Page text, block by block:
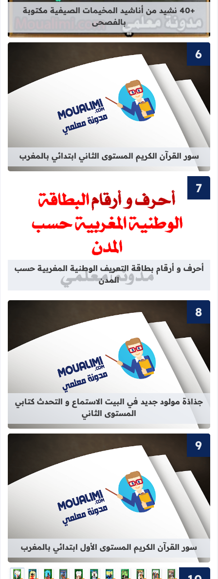
+40 نشيد من أناشيد المخيمات الصيفية مكتوبة
بالفصحى
قراءة المزيد عن سور القرآن الكريم
سور القرآن الكريم المستوى الثاني ابتدائي بالمغرب
قراءة المزيد عن أحرف و أرقام
أحرف و أرقام بطاقة التعريف الوطنية المغربية حسب
المدن
قراءة المزيد عن جذاذة مولود جديد
جذاذة مولود جديد في البيت الاستماع و التحدث كتابي
المستوى الثاني
قراءة المزيد عن سور القرآن الكريم
سور القرآن الكريم المستوى الأول ابتدائي بالمغرب